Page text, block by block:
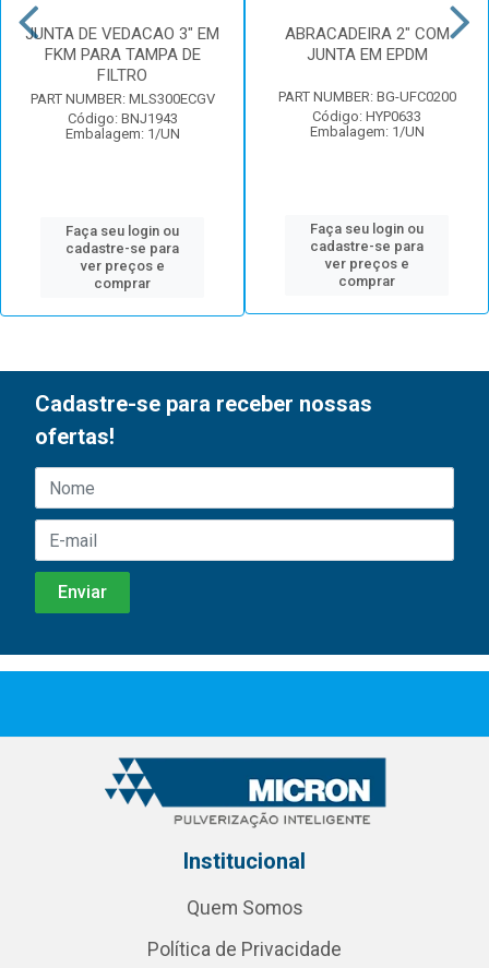
JUNTA DE VEDACAO 3" EM
FKM PARA TAMPA DE
FILTRO
PART NUMBER: MLS300ECGV
Código: BNJ1943
Embalagem: 1/UN
Faça seu login ou
cadastre-se para
ver preços e
comprar
ABRACADEIRA 2" COM
JUNTA EM EPDM
PART NUMBER: BG-UFC0200
Código: HYP0633
Embalagem: 1/UN
Faça seu login ou
cadastre-se para
ver preços e
comprar
Cadastre-se para receber nossas
ofertas!
Institucional
Quem Somos
Política de Privacidade